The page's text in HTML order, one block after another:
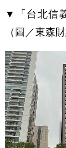
▼「台北信
（圖／東森